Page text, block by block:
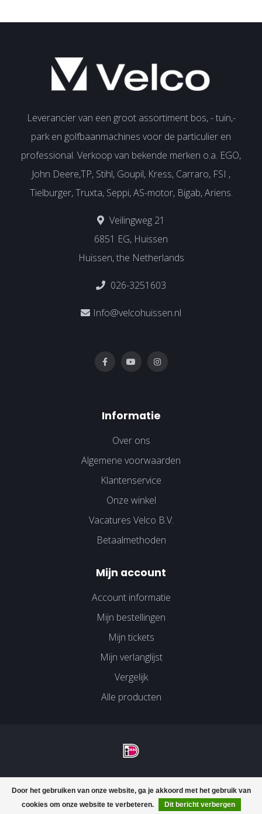
Door het gebruiken van onze website, ga je akkoord met het gebruik van
cookies om onze website te verbeteren.
Dit bericht verbergen
Leverancier van een groot assortiment bos, - tuin,-
park en golfbaanmachines voor de particulier en
professional. Verkoop van bekende merken o.a. EGO,
John Deere,TP, Stihl, Goupil, Kress, Carraro, FSI ,
Tielburger, Truxta, Seppi, AS-motor, Bigab, Ariens.
Veilingweg 21
6851 EG, Huissen
Huissen, the Netherlands
026-3251603
Info@velcohuissen.nl
Informatie
Over ons
Algemene voorwaarden
Klantenservice
Onze winkel
Vacatures Velco B.V.
Betaalmethoden
Mijn account
Account informatie
Mijn bestellingen
Mijn tickets
Mijn verlanglijst
Vergelijk
Alle producten
© Copyright 2026 Velco Huissen - Powered byLightspeed-
Dyvelopment
FILTERS